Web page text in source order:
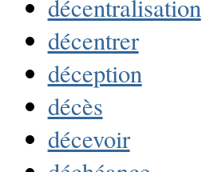
décentralisation
décentrer
déception
décès
décevoir